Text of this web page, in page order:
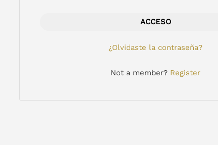
ACCESO
¿Olvidaste la contraseña?
Not a member? Register